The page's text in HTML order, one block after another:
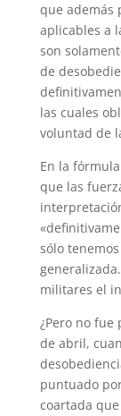
que además
aplicables a
son
de
las cuales
voluntad de
En la
que las
sólo
militares el
¿Pero no fue
de abril,
puntuado
coartada